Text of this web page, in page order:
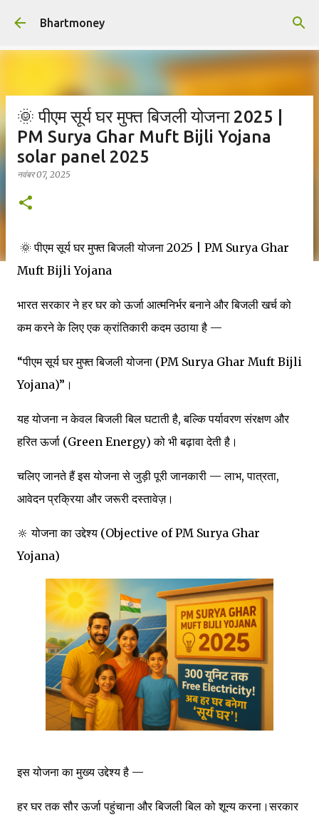
Bhartmoney
🌞 पीएम सूर्य घर मुफ्त बिजली योजना 2025 |
PM Surya Ghar Muft Bijli Yojana
solar panel 2025
नवंबर 07, 2025
🌞 पीएम सूर्य घर मुफ्त बिजली योजना 2025 | PM Surya Ghar
Muft Bijli Yojana
भारत सरकार ने हर घर को ऊर्जा आत्मनिर्भर बनाने और बिजली खर्च को
कम करने के लिए एक क्रांतिकारी कदम उठाया है —
“पीएम सूर्य घर मुफ्त बिजली योजना (PM Surya Ghar Muft Bijli
Yojana)”।
यह योजना न केवल बिजली बिल घटाती है, बल्कि पर्यावरण संरक्षण और
हरित ऊर्जा (Green Energy) को भी बढ़ावा देती है।
चलिए जानते हैं इस योजना से जुड़ी पूरी जानकारी — लाभ, पात्रता,
आवेदन प्रक्रिया और जरूरी दस्तावेज़।
🔆 योजना का उद्देश्य (Objective of PM Surya Ghar
Yojana)
इस योजना का मुख्य उद्देश्य है —
हर घर तक सौर ऊर्जा पहुंचाना और बिजली बिल को शून्य करना।सरकार